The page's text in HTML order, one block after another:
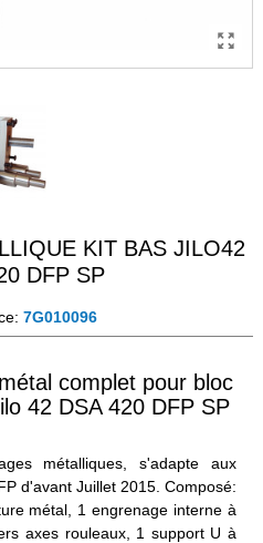
KIT BAS JILO42
DFP SP
7G010096
complet pour bloc
42 DSA 420 DFP SP
métalliques, s'adapte aux
d'avant Juillet 2015. Composé:
métal, 1 engrenage interne à
axes rouleaux, 1 support U à